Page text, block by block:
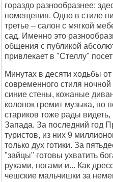
гораздо разнообразнее:
помещения. Одно в стиле
третье – салон с мягкой
сад. Именно это
общения с публикой
привлекает в "Стеллу"
Минутах в десяти ходьбы
современного стиля
синие стены, кожаные
колонок гремит музыка, по
стариков тоже рады
Запада. За последний год
туристов, из них 9
только дух готики. За
"зайцы" готовы ухватить
руками, ногами и... Как
чешские мальчишки за